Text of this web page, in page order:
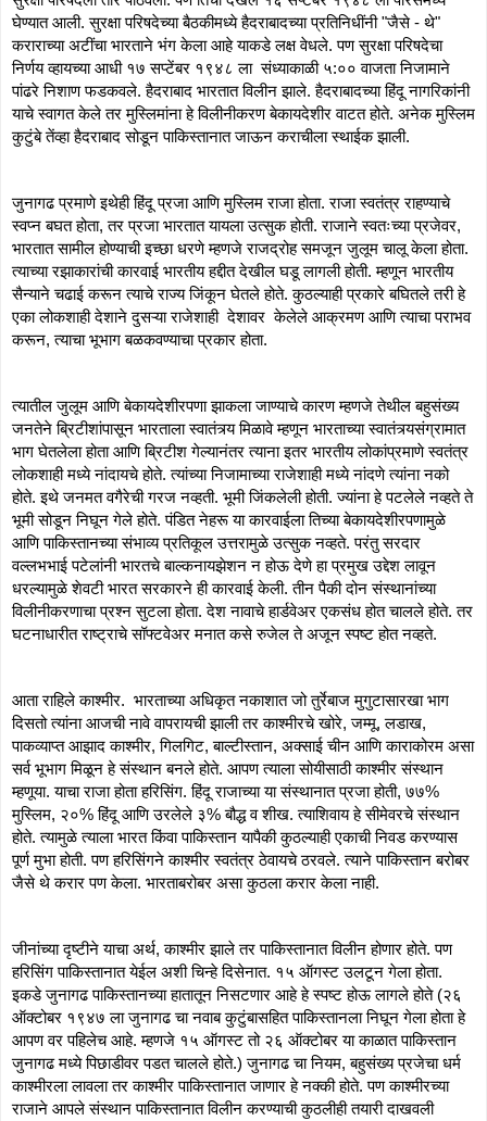
घेण्यात आली. सुरक्षा परिषदेच्या बैठकीमध्ये हैदराबादच्या प्रतिनिधींनी "जैसे - थे"
कराराच्या अटींचा भारताने भंग केला आहे याकडे लक्ष वेधले. पण सुरक्षा परिषदेचा
निर्णय व्हायच्या आधी १७ सप्टेंबर १९४८ ला  संध्याकाळी ५:०० वाजता निजामाने
पांढरे निशाण फडकवले. हैदराबाद भारतात विलीन झाले. हैदराबादच्या हिंदू नागरिकांनी
याचे स्वागत केले तर मुस्लिमांना हे विलीनीकरण बेकायदेशीर वाटत होते. अनेक मुस्लिम
कुटुंबे तेंव्हा हैदराबाद सोडून पाकिस्तानात जाऊन कराचीला स्थाईक झाली.
जुनागढ प्रमाणे इथेही हिंदू प्रजा आणि मुस्लिम राजा होता. राजा स्वतंत्र राहण्याचे
स्वप्न बघत होता, तर प्रजा भारतात यायला उत्सुक होती. राजाने स्वतःच्या प्रजेवर,
भारतात सामील होण्याची इच्छा धरणे म्हणजे राजद्रोह समजून जुलूम चालू केला होता.
त्याच्या रझाकारांची कारवाई भारतीय हद्दीत देखील घडू लागली होती. म्हणून भारतीय
सैन्याने चढाई करून त्याचे राज्य जिंकून घेतले होते. कुठल्याही प्रकारे बघितले तरी हे
एका लोकशाही देशाने दुसऱ्या राजेशाही  देशावर  केलेले आक्रमण आणि त्याचा पराभव
करून, त्याचा भूभाग बळकवण्याचा प्रकार होता.
त्यातील जुलूम आणि बेकायदेशीरपणा झाकला जाण्याचे कारण म्हणजे तेथील बहुसंख्य
जनतेने ब्रिटीशांपासून भारताला स्वातंत्र्य मिळावे म्हणून भारताच्या स्वातंत्र्यसंग्रामात
भाग घेतलेला होता आणि ब्रिटीश गेल्यानंतर त्याना इतर भारतीय लोकांप्रमाणे स्वतंत्र
लोकशाही मध्ये नांदायचे होते. त्यांच्या निजामाच्या राजेशाही मध्ये नांदणे त्यांना नको
होते. इथे जनमत वगैरेची गरज नव्हती. भूमी जिंकलेली होती. ज्यांना हे पटलेले नव्हते ते
भूमी सोडून निघून गेले होते. पंडित नेहरू या कारवाईला तिच्या बेकायदेशीरपणामुळे
आणि पाकिस्तानच्या संभाव्य प्रतिकूल उत्तरामुळे उत्सुक नव्हते. परंतु सरदार
वल्लभभाई पटेलांनी भारतचे बाल्कनायझेशन न होऊ देणे हा प्रमुख उद्देश लावून
धरल्यामुळे शेवटी भारत सरकारने ही कारवाई केली. तीन पैकी दोन संस्थानांच्या
विलीनीकरणाचा प्रश्न सुटला होता. देश नावाचे हार्डवेअर एकसंध होत चालले होते. तर
घटनाधारीत राष्ट्राचे सॉफ्टवेअर मनात कसे रुजेल ते अजून स्पष्ट होत नव्हते.
आता राहिले काश्मीर.  भारताच्या अधिकृत नकाशात जो तुर्रेबाज मुगुटासारखा भाग
दिसतो त्यांना आजची नावे वापरायची झाली तर काश्मीरचे खोरे, जम्मू, लडाख,
पाकव्याप्त आझाद काश्मीर, गिलगिट, बाल्टीस्तान, अक्साई चीन आणि काराकोरम असा
सर्व भूभाग मिळून हे संस्थान बनले होते. आपण त्याला सोयीसाठी काश्मीर संस्थान
म्हणूया. याचा राजा होता हरिसिंग. हिंदू राजाच्या या संस्थानात प्रजा होती, ७७%
मुस्लिम, २०% हिंदू आणि उरलेले ३% बौद्ध व शीख. त्याशिवाय हे सीमेवरचे संस्थान
होते. त्यामुळे त्याला भारत किंवा पाकिस्तान यापैकी कुठल्याही एकाची निवड करण्यास
पूर्ण मुभा होती. पण हरिसिंगने काश्मीर स्वतंत्र ठेवायचे ठरवले. त्याने पाकिस्तान बरोबर
जैसे थे करार पण केला. भारताबरोबर असा कुठला करार केला नाही.
जीनांच्या दृष्टीने याचा अर्थ, काश्मीर झाले तर पाकिस्तानात विलीन होणार होते. पण
हरिसिंग पाकिस्तानात येईल अशी चिन्हे दिसेनात. १५ ऑगस्ट उलटून गेला होता.
इकडे जुनागढ पाकिस्तानच्या हातातून निसटणार आहे हे स्पष्ट होऊ लागले होते (२६
ऑक्टोबर १९४७ ला जुनागढ चा नवाब कुटुंबासहित पाकिस्तानला निघून गेला होता हे
आपण वर पहिलेच आहे. म्हणजे १५ ऑगस्ट तो २६ ऑक्टोबर या काळात पाकिस्तान
जुनागढ मध्ये पिछाडीवर पडत चालले होते.) जुनागढ चा नियम, बहुसंख्य प्रजेचा धर्म
काश्मीरला लावला तर काश्मीर पाकिस्तानात जाणार हे नक्की होते. पण काश्मीरच्या
राजाने आपले संस्थान पाकिस्तानात विलीन करण्याची कुठलीही तयारी दाखवली